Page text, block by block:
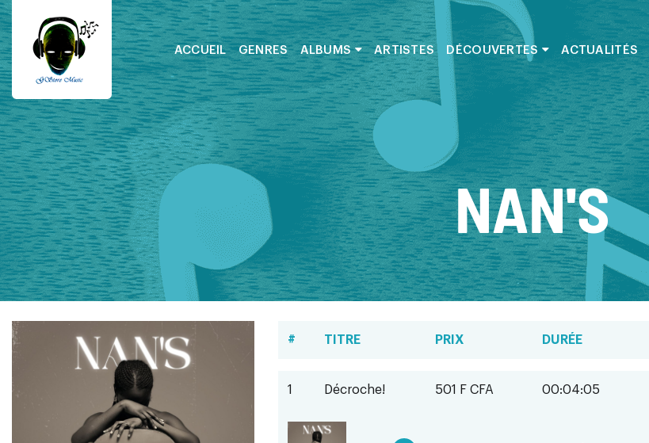
ACCUEIL GENRES ALBUMS ARTISTES DÉCOUVERTES ACTUALITÉS
NAN'S
# TITRE PRIX DURÉE
1 Décroche! 501 F CFA 00:04:05